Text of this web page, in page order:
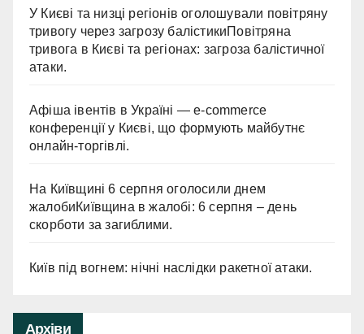
У Києві та низці регіонів оголошували повітряну
тривогу через загрозу балістикиПовітряна
тривога в Києві та регіонах: загроза балістичної
атаки.
Афіша івентів в Україні — e-commerce
конференції у Києві, що формують майбутнє
онлайн-торгівлі.
На Київщині 6 серпня оголосили днем
жалобиКиївщина в жалобі: 6 серпня – день
скорботи за загиблими.
Київ під вогнем: нічні наслідки ракетної атаки.
Архіви